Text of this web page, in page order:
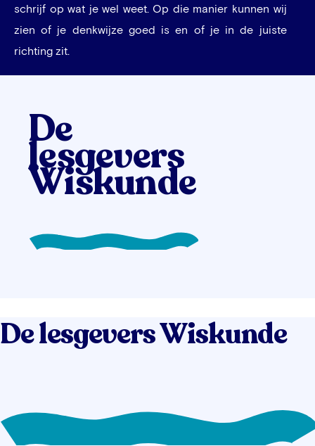
schrijf op wat je wel weet. Op die manier kunnen wij
zien of je denkwijze goed is en of je in de juiste
richting zit.
De
lesgevers
Wiskunde
De lesgeversWiskunde